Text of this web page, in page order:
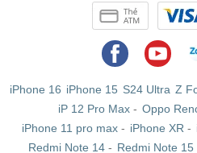
iPhone 16 iPhone 15 S24 Ultra Z
iP 12 Pro Max- Oppo
iPhone 11 pro max- iPhone XR -
Redmi Note 14 - Redmi Note 15